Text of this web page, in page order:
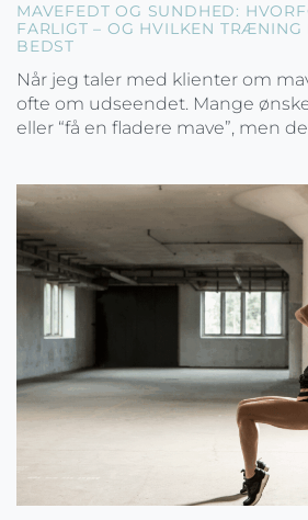
MAVEFEDT OG SUNDHED:
FARLIGT – OG HVILKEN TRÆNING
BEDST
Når jeg taler med klienter om
ofte om udseendet. Mange
eller “få en fladere mave”, men